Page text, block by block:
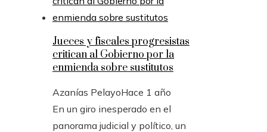
Jueces y fiscales progresistas
critican al Gobierno por la
enmienda sobre sustitutos
Azanías PelayoHace 1 año
En un giro inesperado en el
panorama judicial y político, un